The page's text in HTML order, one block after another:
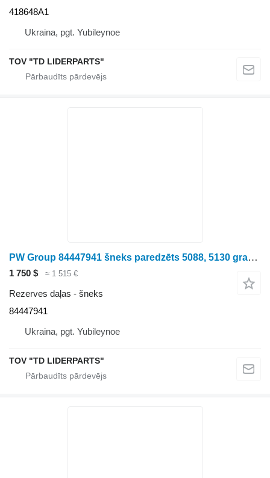
418648A1
Ukraina, pgt. Yubileynoe
TOV "TD LIDERPARTS"
PW Group 84447941 šneks paredzēts 5088, 5130 graudu kombaina
1 750 $ ≈ 1 515 €
Rezerves daļas - šneks
84447941
Ukraina, pgt. Yubileynoe
TOV "TD LIDERPARTS"